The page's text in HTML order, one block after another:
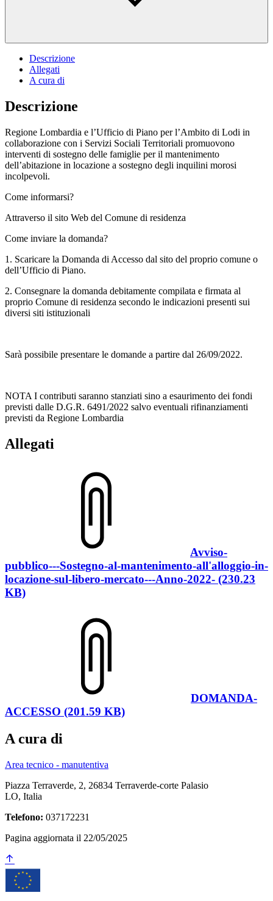
Descrizione
Allegati
A cura di
Descrizione
Regione Lombardia e l’Ufficio di Piano per l’Ambito di Lodi in
collaborazione con i Servizi Sociali Territoriali promuovono
interventi di sostegno delle famiglie per il mantenimento
dell’abitazione in locazione a sostegno degli inquilini morosi
incolpevoli.
Come informarsi?
Attraverso il sito Web del Comune di residenza
Come inviare la domanda?
1. Scaricare la Domanda di Accesso dal sito del proprio comune o
dell’Ufficio di Piano.
2. Consegnare la domanda debitamente compilata e firmata al
proprio Comune di residenza secondo le indicazioni presenti sui
diversi siti istituzionali
Sarà possibile presentare le domande a partire dal 26/09/2022.
NOTA I contributi saranno stanziati sino a esaurimento dei fondi
previsti dalle D.G.R. 6491/2022 salvo eventuali rifinanziamenti
previsti da Regione Lombardia
Allegati
Avviso-
pubblico---Sostegno-al-mantenimento-all'alloggio-in-
locazione-sul-libero-mercato---Anno-2022- (230.23
KB)
DOMANDA-
ACCESSO (201.59 KB)
A cura di
Area tecnico - manutentiva
Piazza Terraverde, 2, 26834 Terraverde-corte Palasio
LO, Italia
Telefono: 037172231
Pagina aggiornata il 22/05/2025